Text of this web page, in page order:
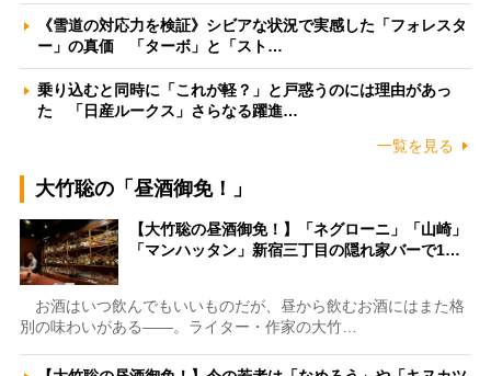
《雪道の対応力を検証》シビアな状況で実感した「フォレスタ
ー」の真価 「ターボ」と「スト…
乗り込むと同時に「これが軽？」と戸惑うのには理由があっ
た 「日産ルークス」さらなる躍進…
一覧を見る
大竹聡の「昼酒御免！」
【大竹聡の昼酒御免！】「ネグローニ」「山崎」
「マンハッタン」新宿三丁目の隠れ家バーで1…
お酒はいつ飲んでもいいものだが、昼から飲むお酒にはまた格
別の味わいがある――。ライター・作家の大竹…